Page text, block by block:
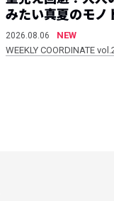
みたい真夏のモノ
2026.08.06
NEW
WEEKLY COORDINATE